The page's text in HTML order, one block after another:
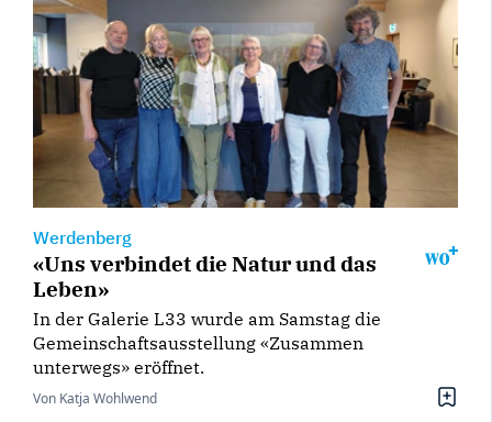
Werdenberg
«Uns verbindet die Natur und das
Leben»
In der Galerie L33 wurde am Samstag die
Gemeinschaftsausstellung «Zusammen
unterwegs» eröffnet.
Von Katja Wohlwend